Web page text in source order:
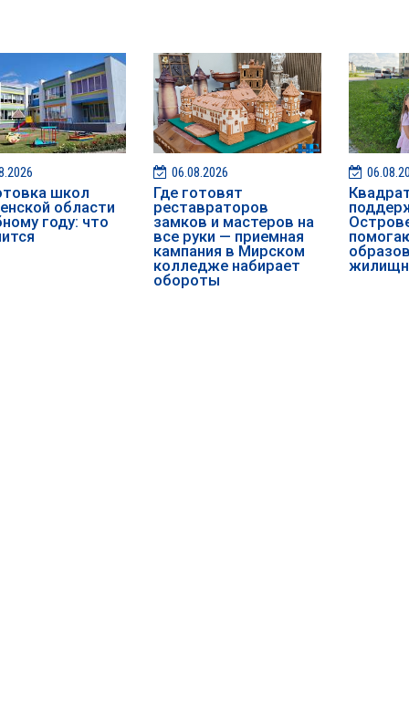
школ
области
году: что
06.08.2026
Где готовят
реставраторов
замков и мастеров на
все руки — приемная
кампания в Мирском
колледже набирает
обороты